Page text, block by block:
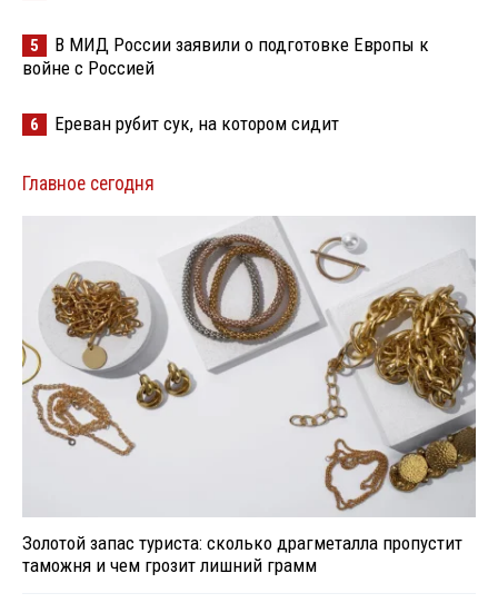
5
В МИД России заявили о подготовке Европы к
войне с Россией
6 Ереван рубит сук, на котором сидит
Главное сегодня
Золотой запас туриста: сколько драгметалла пропустит
таможня и чем грозит лишний грамм